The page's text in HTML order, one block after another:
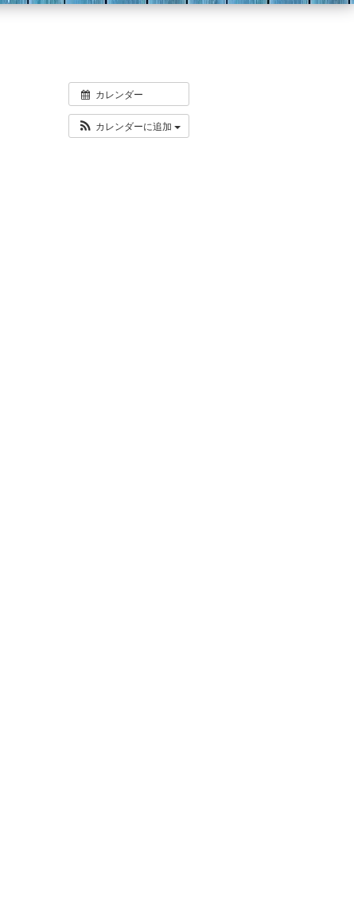
カレンダー
カレンダーに追加